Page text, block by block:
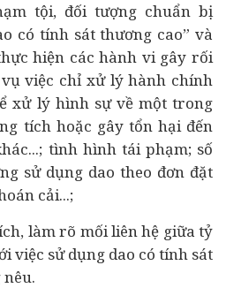
tội, đối tượng chuẩn bị
có tính sát thương cao” và
hiện các hành vi gây rối
việc chỉ xử lý hành chính
xử lý hình sự về một trong
tích hoặc gây tổn hại đến
tình hình tái phạm; số
sử dụng dao theo đơn đặt
cải...;
làm rõ mối liên hệ giữa tỷ
việc sử dụng dao có tính sát